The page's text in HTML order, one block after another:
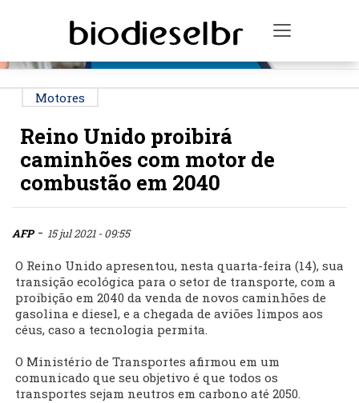
Toggle
Motores
Reino Unido proibirá
caminhões com motor de
combustão em 2040
AFP- 15 jul 2021 - 09:55
O Reino Unido apresentou, nesta quarta-feira (14), sua
transição ecológica para o setor de transporte, com a
proibição em 2040 da venda de novos caminhões de
gasolina e diesel, e a chegada de aviões limpos aos
céus, caso a tecnologia permita.
O Ministério de Transportes afirmou em um
comunicado que seu objetivo é que todos os
transportes sejam neutros em carbono até 2050.